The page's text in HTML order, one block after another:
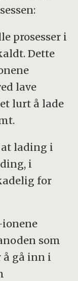
prosesser i
Dette
lave
lurt å lade
lading i
i
for
ionene
som
gå inn i